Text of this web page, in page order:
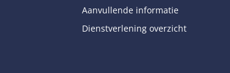
Aanvullende informatie
Dienstverlening overzicht